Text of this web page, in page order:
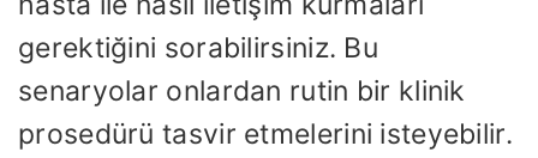
gerektiğini sorabilirsiniz. Bu
senaryolar onlardan rutin bir klinik
prosedürü tasvir etmelerini isteyebilir.